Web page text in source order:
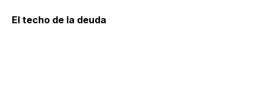
El techo de la deuda